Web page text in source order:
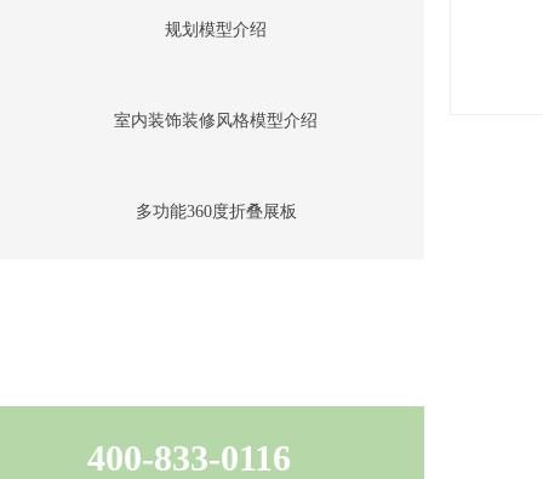
规划模型介绍
室内装饰装修风格模型介绍
多功能360度折叠展板
400-833-0116